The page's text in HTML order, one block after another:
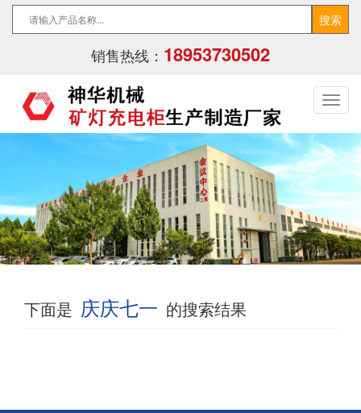
销售热线： 18953730502
下面是 庆庆七一 的搜索结果